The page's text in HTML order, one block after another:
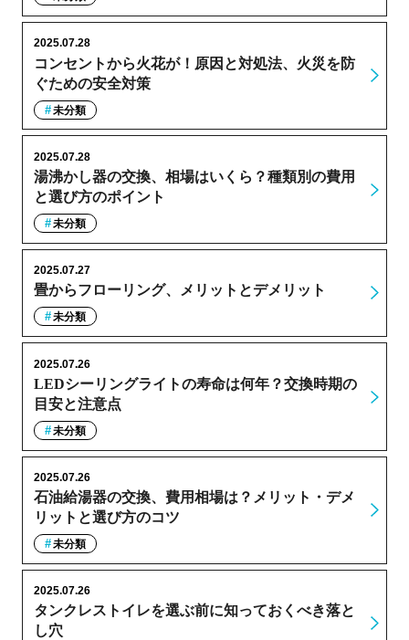
コンセントから火花が！原因と対処法、火災を防
ぐための安全対策
2025.07.28
未分類
湯沸かし器の交換、相場はいくら？種類別の費用
と選び方のポイント
2025.07.28
未分類
畳からフローリング、メリットとデメリット
2025.07.27
未分類
LEDシーリングライトの寿命は何年？交換時期の
目安と注意点
2025.07.26
未分類
石油給湯器の交換、費用相場は？メリット・デメ
リットと選び方のコツ
2025.07.26
未分類
タンクレストイレを選ぶ前に知っておくべき落と
し穴
2025.07.26